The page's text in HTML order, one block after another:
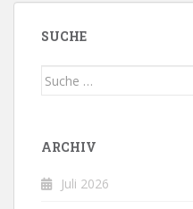
SUCHE
Suche
ARCHIV
Juli 2026